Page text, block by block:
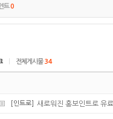
트0
전체게시물34
[인트로] 새로워진 홍보인트로 유